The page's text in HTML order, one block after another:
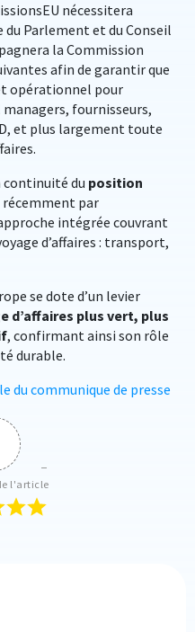
nécessitera
Parlement et du Conseil
la Commission
afin de garantir que
opérationnel pour
managers, fournisseurs,
et plus largement toute
continuité du position
récemment par
intégrée couvrant
d’affaires : transport,
se dote d’un levier
d’affaires plus vert, plus
, confirmant ainsi son rôle
durable.
du communique de presse
l'article